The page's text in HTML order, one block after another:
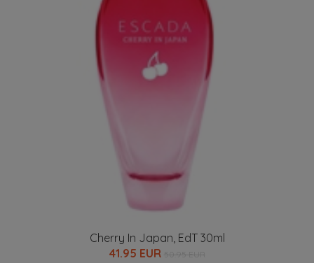
Cherry In Japan, EdT 30ml
41.95 EUR